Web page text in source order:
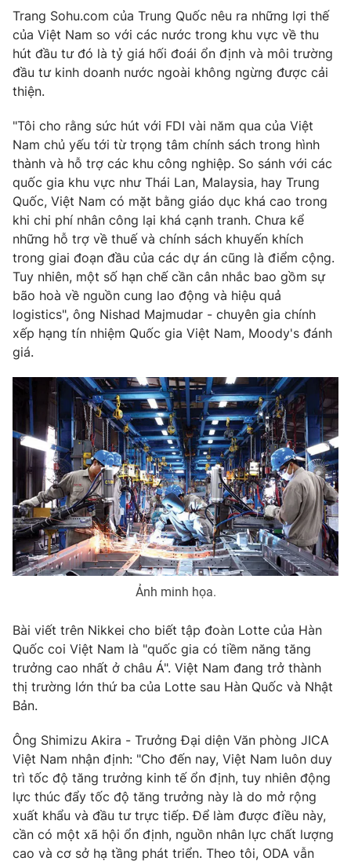
Sản phẩm
Thị trường
Tư vấn
Lịch phát sóng
Emagazine Podcast
Photo Infographic
Video Shorts video
VTV Money VTV Thể thao
VTV Sức khoẻ Bất động sản
Thị trường 24h
VTV4 Vươn mình bằng AI
VTV9 VTV8
Liên hệ tòa soạn English
Theo dõi báo trên
Cơ quan chủ quản:
Giấy phép hoạt động báo in và báo điện tử số 483/GP-BTTTT
cấp ngày 29/12/2023
Tổng Biên tập:
Vũ Thanh Thủy
Phó Tổng Biên tập:
Nguyễn Thị Mỹ Hạnh, Phạm Quốc Thắng,
Tổng đài VTV:024.38 355 931 - 024.38 355 932
Trang Sohu.com của Trung Quốc nêu ra những lợi thế
của Việt Nam so với các nước trong khu vực về thu
hút đầu tư đó là tỷ giá hối đoái ổn định và môi trường
đầu tư kinh doanh nước ngoài không ngừng được cải
thiện.
"Tôi cho rằng sức hút với FDI vài năm qua của Việt
Nam chủ yếu tới từ trọng tâm chính sách trong hình
thành và hỗ trợ các khu công nghiệp. So sánh với các
quốc gia khu vực như Thái Lan, Malaysia, hay Trung
Quốc, Việt Nam có mặt bằng giáo dục khá cao trong
khi chi phí nhân công lại khá cạnh tranh. Chưa kể
những hỗ trợ về thuế và chính sách khuyến khích
trong giai đoạn đầu của các dự án cũng là điểm cộng.
Tuy nhiên, một số hạn chế cần cân nhắc bao gồm sự
bão hoà về nguồn cung lao động và hiệu quả
logistics", ông Nishad Majmudar - chuyên gia chính
xếp hạng tín nhiệm Quốc gia Việt Nam, Moody's đánh
giá.
Ảnh minh họa.
Bài viết trên Nikkei cho biết tập đoàn Lotte của Hàn
Quốc coi Việt Nam là "quốc gia có tiềm năng tăng
trưởng cao nhất ở châu Á". Việt Nam đang trở thành
thị trường lớn thứ ba của Lotte sau Hàn Quốc và Nhật
Bản.
Ông Shimizu Akira - Trưởng Đại diện Văn phòng JICA
Việt Nam nhận định: "Cho đến nay, Việt Nam luôn duy
trì tốc độ tăng trưởng kinh tế ổn định, tuy nhiên động
lực thúc đẩy tốc độ tăng trưởng này là do mở rộng
xuất khẩu và đầu tư trực tiếp. Để làm được điều này,
cần có một xã hội ổn định, nguồn nhân lực chất lượng
cao và cơ sở hạ tầng phát triển. Theo tôi, ODA vẫn